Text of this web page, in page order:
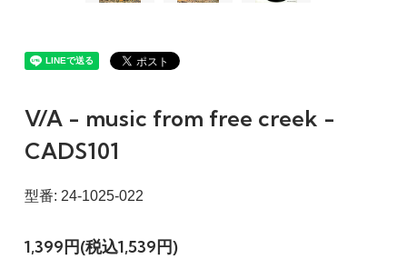
V/A - music from free creek -
CADS101
型番: 24-1025-022
1,399円(税込1,539円)